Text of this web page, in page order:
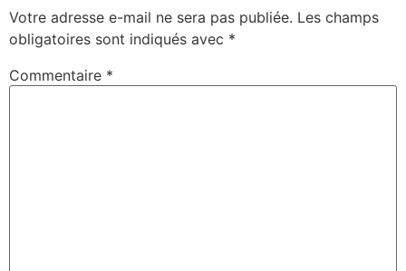
Votre adresse e-mail ne sera pas publiée. Les champs
obligatoires sont indiqués avec *
Commentaire *